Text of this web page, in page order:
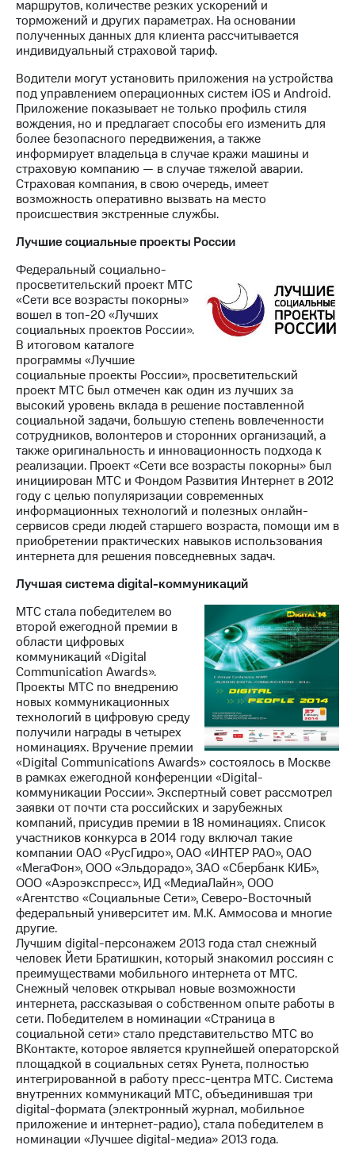
маршрутов, количестве резких ускорений и
торможений и других параметрах. На основании
полученных данных для клиента рассчитывается
индивидуальный страховой тариф.
Водители могут установить приложения на устройства
под управлением операционных систем iOS и Android.
Приложение показывает не только профиль стиля
вождения, но и предлагает способы его изменить для
более безопасного передвижения, а также
информирует владельца в случае кражи машины и
страховую компанию — в случае тяжелой аварии.
Страховая компания, в свою очередь, имеет
возможность оперативно вызвать на место
происшествия экстренные службы.
Лучшие социальные проекты России
Федеральный социально-
просветительский проект МТС
«Сети все возрасты покорны»
вошел в топ-20 «Лучших
социальных проектов России».
В итоговом каталоге
программы «Лучшие
социальные проекты России», просветительский
проект МТС был отмечен как один из лучших за
высокий уровень вклада в решение поставленной
социальной задачи, большую степень вовлеченности
сотрудников, волонтеров и сторонних организаций, а
также оригинальность и инновационность подхода к
реализации. Проект «Сети все возрасты покорны» был
инициирован МТС и Фондом Развития Интернет в 2012
году с целью популяризации современных
информационных технологий и полезных онлайн-
сервисов среди людей старшего возраста, помощи им в
приобретении практических навыков использования
интернета для решения повседневных задач.
Лучшая система digital-коммуникаций
МТС стала победителем во
второй ежегодной премии в
области цифровых
коммуникаций «Digital
Communication Awards».
Проекты МТС по внедрению
новых коммуникационных
технологий в цифровую среду
получили награды в четырех
номинациях. Вручение премии
«Digital Communications Awards» состоялось в Москве
в рамках ежегодной конференции «Digital-
коммуникации России». Экспертный совет рассмотрел
заявки от почти ста российских и зарубежных
компаний, присудив премии в 18 номинациях. Список
участников конкурса в 2014 году включал такие
компании ОАО «РусГидро», ОАО «ИНТЕР РАО», ОАО
«МегаФон», ООО «Эльдорадо», ЗАО «Сбербанк КИБ»,
ООО «Аэроэкспресс», ИД «МедиаЛайн», ООО
«Агентство «Социальные Сети», Северо-Восточный
федеральный университет им. М.К. Аммосова и многие
другие.
Лучшим digital-персонажем 2013 года стал снежный
человек Йети Братишкин, который знакомил россиян с
преимуществами мобильного интернета от МТС.
Снежный человек открывал новые возможности
интернета, рассказывая о собственном опыте работы в
сети. Победителем в номинации «Страница в
социальной сети» стало представительство МТС во
ВКонтакте, которое является крупнейшей операторской
площадкой в социальных сетях Рунета, полностью
интегрированной в работу пресс-центра МТС. Система
внутренних коммуникаций МТС, объединившая три
digital-формата (электронный журнал, мобильное
приложение и интернет-радио), стала победителем в
номинации «Лучшее digital-медиа» 2013 года.